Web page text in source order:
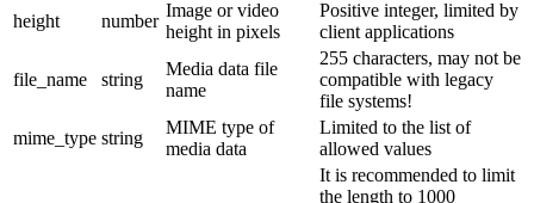
height
number
Image or video
height in pixels
Positive integer, limited by
client applications
file_name string
Media data file
name
255 characters, may not be
compatible with legacy
file systems!
mime_type string
MIME type of
media data
Limited to the list of
allowed values
It is recommended to limit
the length to 1000